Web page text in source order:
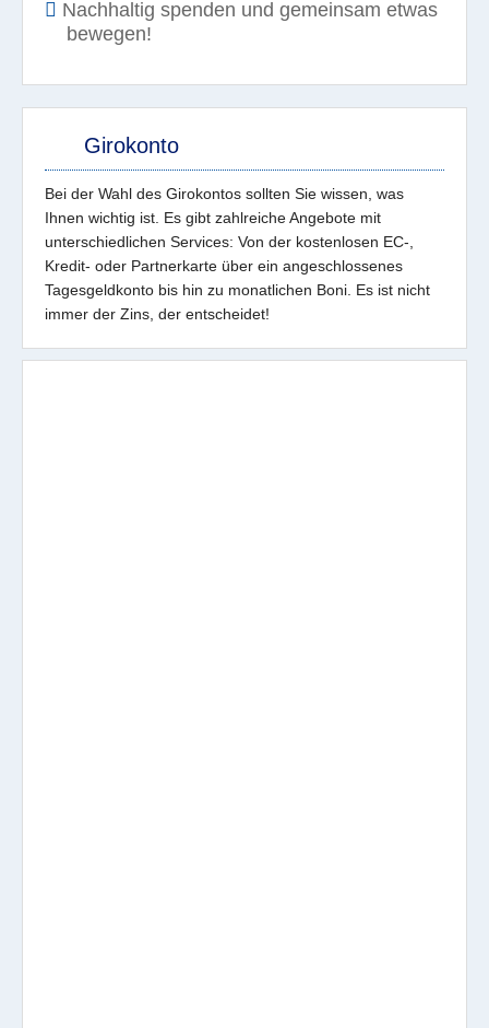
Nachhaltig spenden und gemeinsam etwas
bewegen!
Girokonto
Bei der Wahl des Girokontos sollten Sie wissen, was
Ihnen wichtig ist. Es gibt zahlreiche Angebote mit
unterschiedlichen Services: Von der kostenlosen EC-,
Kredit- oder Partnerkarte über ein angeschlossenes
Tagesgeldkonto bis hin zu monatlichen Boni. Es ist nicht
immer der Zins, der entscheidet!